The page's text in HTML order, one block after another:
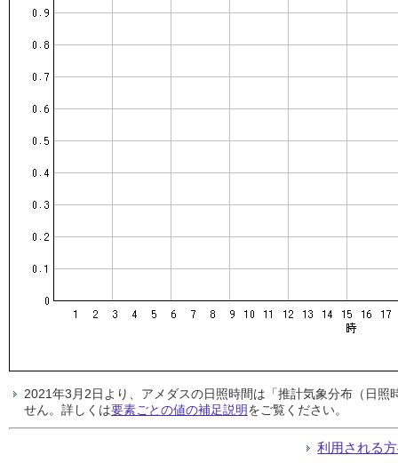
2021年3月2日より、アメダスの日照時間は「推計気象分布（日
せん。詳しくは要素ごとの値の補足説明をご覧ください。
利用される